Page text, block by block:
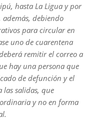
hasta La Ligua y por
debiendo
para circular en
uno de cuarentena
remitir el correo a
hay una persona que
de defunción y el
salidas, que
y no en forma